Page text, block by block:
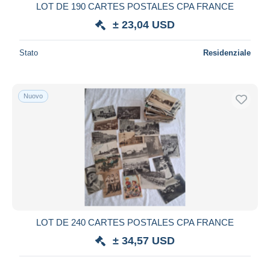
LOT DE 190 CARTES POSTALES CPA FRANCE
± 23,04 USD
Stato Residenziale
Nuovo
LOT DE 240 CARTES POSTALES CPA FRANCE
± 34,57 USD